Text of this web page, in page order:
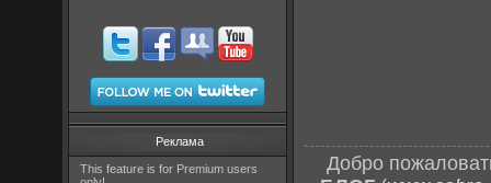
Реклама
This feature is for Premium users
Добро